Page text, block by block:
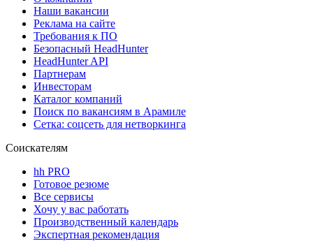
Наши вакансии
Реклама на сайте
Требования к ПО
Безопасный HeadHunter
HeadHunter API
Партнерам
Инвесторам
Каталог компаний
Поиск по вакансиям в Арамиле
Сетка: соцсеть для нетворкинга
Соискателям
hh PRO
Готовое резюме
Все сервисы
Хочу у вас работать
Производственный календарь
Экспертная рекомендация